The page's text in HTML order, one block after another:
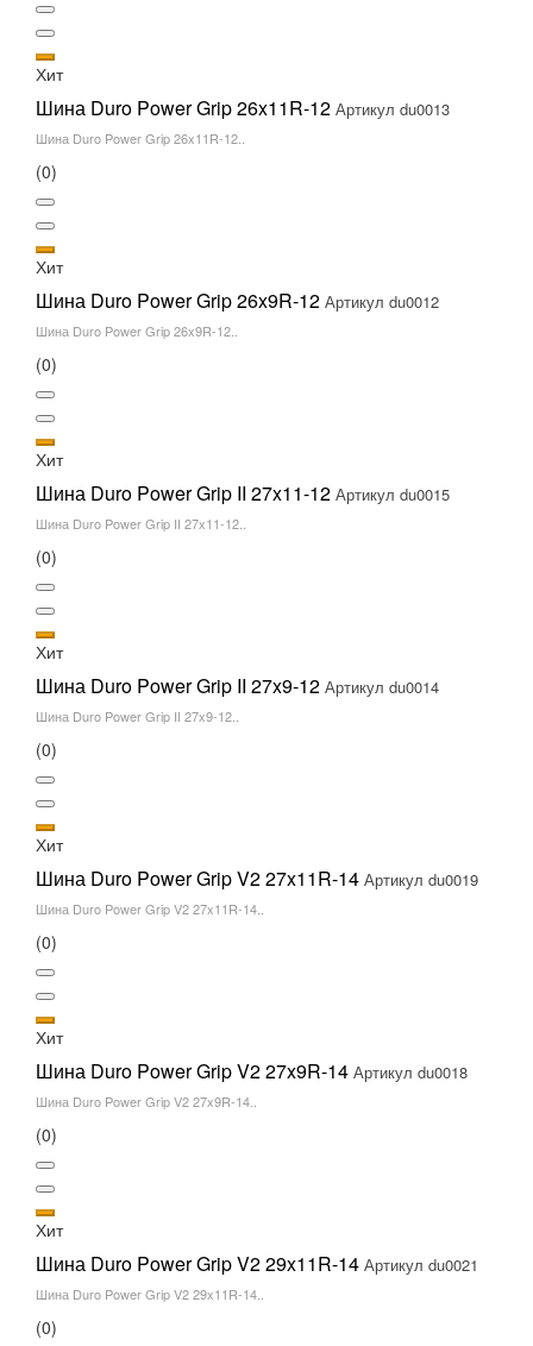
Хит
Шина Duro Power Grip 26x11R-12 Артикул du0013
Шина Duro Power Grip 26x11R-12..
(0)
Хит
Шина Duro Power Grip 26x9R-12 Артикул du0012
Шина Duro Power Grip 26x9R-12..
(0)
Хит
Шина Duro Power Grip II 27x11-12 Артикул du0015
Шина Duro Power Grip II 27x11-12..
(0)
Хит
Шина Duro Power Grip II 27x9-12 Артикул du0014
Шина Duro Power Grip II 27x9-12..
(0)
Хит
Шина Duro Power Grip V2 27x11R-14 Артикул du0019
Шина Duro Power Grip V2 27x11R-14..
(0)
Хит
Шина Duro Power Grip V2 27x9R-14 Артикул du0018
Шина Duro Power Grip V2 27x9R-14..
(0)
Хит
Шина Duro Power Grip V2 29x11R-14 Артикул du0021
Шина Duro Power Grip V2 29x11R-14..
(0)